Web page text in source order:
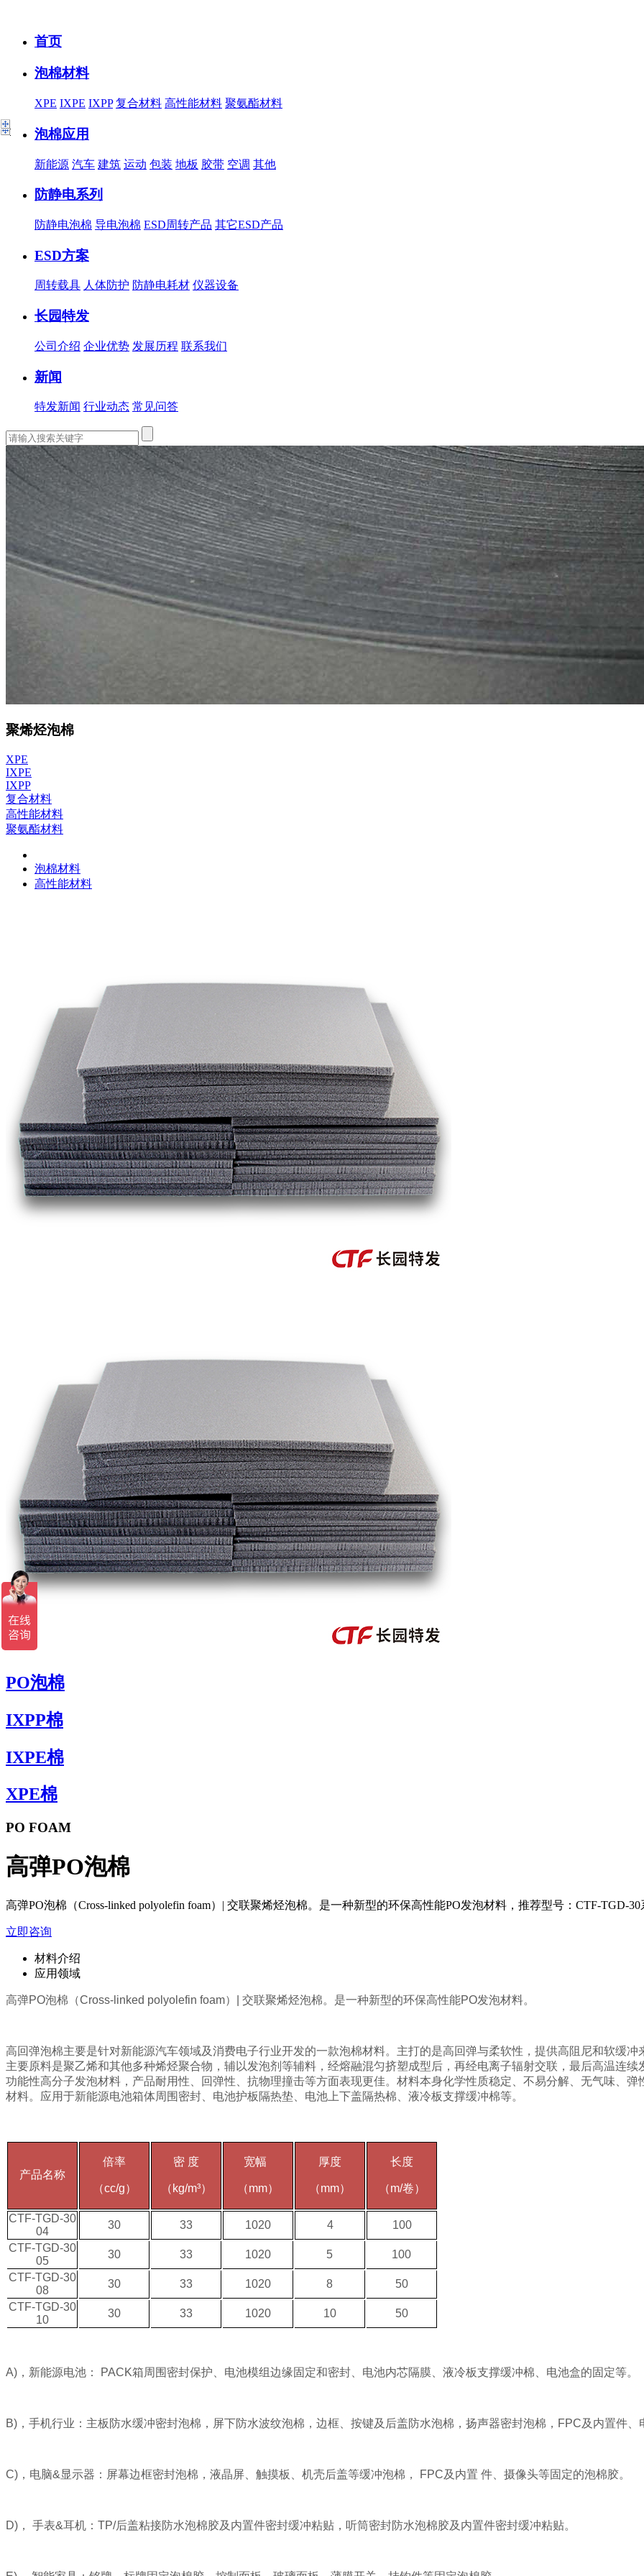
首页
泡棉材料
XPE IXPE IXPP 复合材料 高性能材料 聚氨酯材料
泡棉应用
新能源 汽车 建筑 运动 包装 地板 胶带 空调 其他
防静电系列
防静电泡棉 导电泡棉 ESD周转产品 其它ESD产品
ESD方案
周转载具 人体防护 防静电耗材 仪器设备
长园特发
公司介绍 企业优势 发展历程 联系我们
新闻
特发新闻 行业动态 常见问答
聚烯烃泡棉
XPE
IXPE
IXPP
复合材料
高性能材料
聚氨酯材料
泡棉材料
高性能材料
PO泡棉
IXPP棉
IXPE棉
XPE棉
PO FOAM
高弹PO泡棉
高弹PO泡棉（Cross-linked polyolefin foam）| 交联聚烯烃泡棉。是一种新型的环保高性能PO发泡材料，推荐型号：CTF-TGD-30
立即咨询
材料介绍
应用领域
高弹PO泡棉（Cross-linked polyolefin foam）| 交联聚烯烃泡棉。是一种新型的环保高性能PO发泡材料。
高回弹泡棉主要是针对新能源汽车领域及消费电子行业开发的一款泡棉材料。主打的是高回弹与柔软性， 提供高阻尼和软缓冲
主要原料是聚乙烯和其他多种烯烃聚合物，辅以发泡剂等辅料，经熔融混匀挤塑成型后，再经电离子辐射交联，最后高温连续
功能性高分子发泡材料，产品耐用性、回弹性、抗物理撞击等方面表现更佳。材料本身化学性质稳定、不易分解、无气味、弹
材料。应用于新能源电池箱体周围密封、电池护板隔热垫 、电池上下盖隔热棉、液冷板支撑缓冲棉等。
产品名称
倍率
（cc/g）
密 度
（kg/m³）
宽幅
（mm）
厚度
（mm）
长度
（m/卷）
CTF-TGD-30
04
30 33 1020 4
100
CTF-TGD-30
05
30 33 1020 5
100
CTF-TGD-30
08
30 33 1020 8
50
CTF-TGD-30
10
30 33 1020 10 50
A)， 新能源电池： PACK箱周围密封保护、电池模组边缘固定和密封、电池内芯隔膜、液冷板支撑缓冲棉、电池盒的固定等。
B)，手机行业：主板防水缓冲密封泡棉，屏下防水波纹泡棉，边框、按键及后盖防水泡棉，扬声器密封泡棉，FPC及内置件、
C)，电脑&显示器：屏幕边框密封泡棉，液晶屏、触摸板、机壳后盖等缓冲泡棉， FPC及内置 件、 摄像头等固定的泡棉胶。
D)， 手表&耳机：TP/后盖粘接防水泡棉胶及内置件密封缓冲粘贴，听筒密封防水泡棉胶及内置件密封缓冲粘贴。